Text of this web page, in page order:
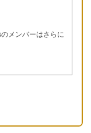
メンバーはさらに